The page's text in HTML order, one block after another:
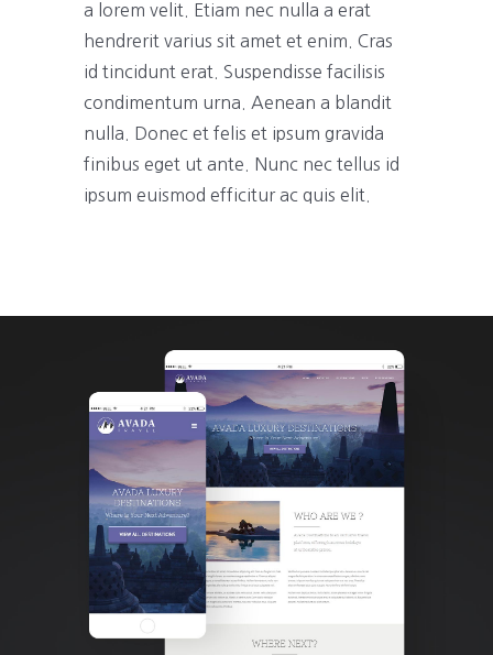
a lorem velit. Etiam nec nulla a erat
hendrerit varius sit amet et enim. Cras
id tincidunt erat. Suspendisse facilisis
condimentum urna. Aenean a blandit
nulla. Donec et felis et ipsum gravida
finibus eget ut ante. Nunc nec tellus id
ipsum euismod efficitur ac quis elit.